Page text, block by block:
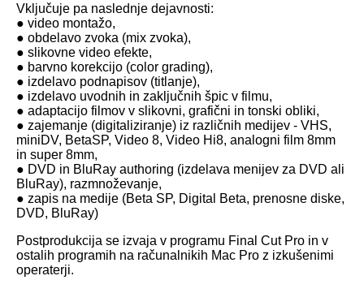
Vključuje pa naslednje dejavnosti:
● video montažo,
● obdelavo zvoka (mix zvoka),
● slikovne video efekte,
● barvno korekcijo (color grading),
● izdelavo podnapisov (titlanje),
● izdelavo uvodnih in zaključnih špic v filmu,
● adaptacijo filmov v slikovni, grafični in tonski obliki,
● zajemanje (digitaliziranje) iz različnih medijev - VHS,
miniDV, BetaSP, Video 8, Video Hi8, analogni film 8mm
in super 8mm,
● DVD in BluRay authoring (izdelava menijev za DVD ali
BluRay), razmnoževanje,
● zapis na medije (Beta SP, Digital Beta, prenosne diske,
DVD, BluRay)
Postprodukcija se izvaja v programu Final Cut Pro in v
ostalih programih na računalnikih Mac Pro z izkušenimi
operaterji.